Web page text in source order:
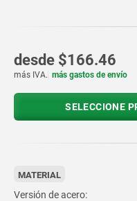
desde $166.46
más IVA. más gastos de envío
SELECCIONE
MATERIAL
Versión de acero: